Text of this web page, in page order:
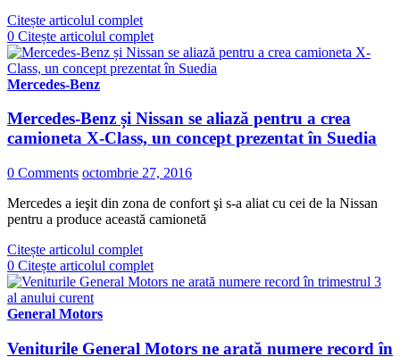
Citește articolul complet
0 Citește articolul complet
Mercedes-Benz
Mercedes-Benz și Nissan se aliază pentru a crea
camioneta X-Class, un concept prezentat în Suedia
0 Comments octombrie 27, 2016
Mercedes a ieşit din zona de confort şi s-a aliat cu cei de la Nissan
pentru a produce această camionetă
Citește articolul complet
0 Citește articolul complet
General Motors
Veniturile General Motors ne arată numere record în